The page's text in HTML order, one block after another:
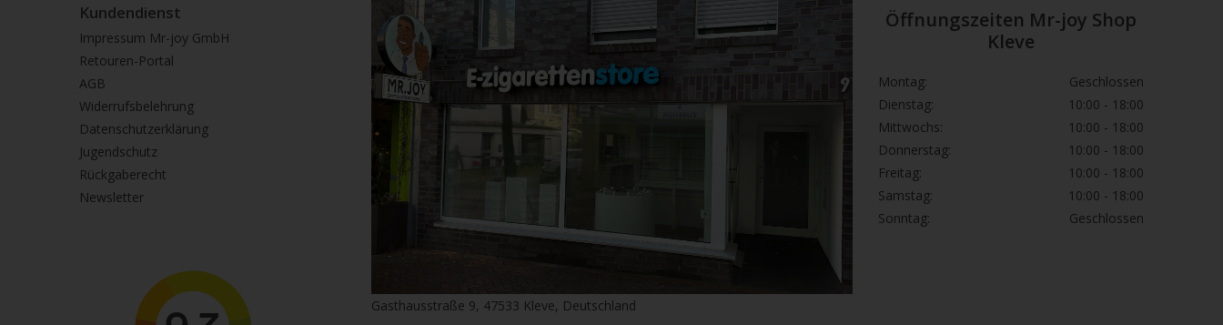
Kundendienst
Impressum Mr-joy GmbH
Retouren-Portal
AGB
Widerrufsbelehrung
Datenschutzerklärung
Jugendschutz
Rückgaberecht
Newsletter
Gasthausstraße 9, 47533 Kleve, Deutschland
Öffnungszeiten Mr-joy Shop
Kleve
Montag:
Geschlossen
Dienstag:
10:00 - 18:00
Mittwochs:
10:00 - 18:00
Donnerstag:
10:00 - 18:00
Freitag:
10:00 - 18:00
Samstag:
10:00 - 18:00
Sonntag:
Geschlossen